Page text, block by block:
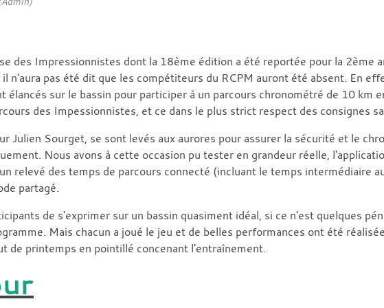
des Impressionnistes dont la 18ème édition a été reportée pour la 2ème
n'aura pas été dit que les compétiteurs du RCPM auront été absent. En
sur le bassin pour participer à un parcours chronométré de 10 km
des Impessionnistes, et ce dans le plus strict respect des consignes
Julien Sourget, se sont levés aux aurores pour assurer la sécurité et le
Nous avons à cette occasion pu tester en grandeur réelle,
relevé des temps de parcours connecté (incluant le temps intermédiaire
partagé.
de s'exprimer sur un bassin quasiment idéal, si ce n'est quelques
Mais chacun a joué le jeu et de belles performances ont été
de printemps en pointillé concenant l'entraînement.